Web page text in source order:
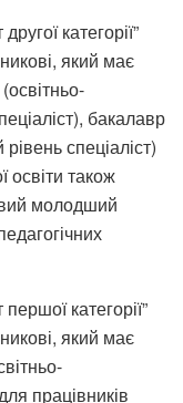
категорії”
який має
бакалавр
спеціаліст)
освіти також
молодший
категорії”
який має
працівників